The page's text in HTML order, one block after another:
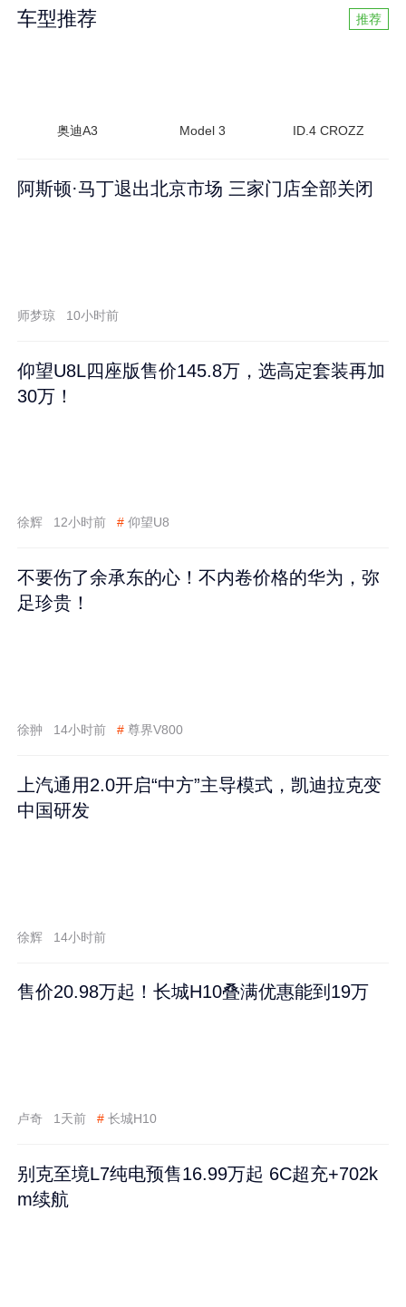
车型推荐 推荐
奥迪A3 Model 3 ID.4 CROZZ
阿斯顿·马丁退出北京市场 三家门店全部关闭
师梦琼 10小时前
仰望U8L四座版售价145.8万，选高定套装再加
30万！
徐辉 12小时前 # 仰望U8
不要伤了余承东的心！不内卷价格的华为，弥
足珍贵！
徐翀 14小时前 # 尊界V800
上汽通用2.0开启“中方”主导模式，凯迪拉克变
中国研发
徐辉 14小时前
售价20.98万起！长城H10叠满优惠能到19万
卢奇 1天前 # 长城H10
别克至境L7纯电预售16.99万起 6C超充+702k
m续航